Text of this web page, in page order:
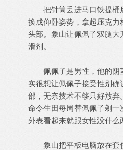
把针筒丢进马口铁提桶
换成仰卧姿势，拿起压克
头部。象山让佩佩子双腿
滑剂。
佩佩子是男性，他的阴
实很想让佩佩子接受性别
部，无奈技术不够只好放
命令生田每周替佩佩子剃一
外表看起来就跟女性没什么
象山把平板电脑放在套